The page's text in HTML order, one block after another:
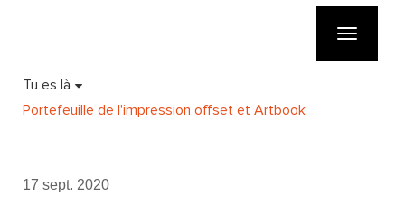
Toggle
Tu es là
Portefeuille de l'impression offset et Artbook
17 sept. 2020